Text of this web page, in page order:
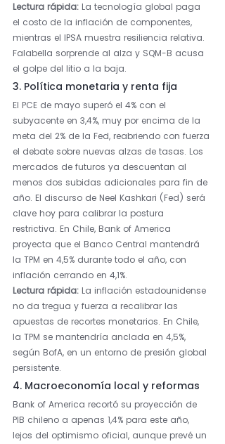
Lectura rápida: La tecnología global paga
el costo de la inflación de componentes,
mientras el IPSA muestra resiliencia relativa.
Falabella sorprende al alza y SQM-B acusa
el golpe del litio a la baja.
3. Política monetaria y renta fija
El PCE de mayo superó el 4% con el
subyacente en 3,4%, muy por encima de la
meta del 2% de la Fed, reabriendo con fuerza
el debate sobre nuevas alzas de tasas. Los
mercados de futuros ya descuentan al
menos dos subidas adicionales para fin de
año. El discurso de Neel Kashkari (Fed) será
clave hoy para calibrar la postura
restrictiva. En Chile, Bank of America
proyecta que el Banco Central mantendrá
la TPM en 4,5% durante todo el año, con
inflación cerrando en 4,1%.
Lectura rápida: La inflación estadounidense
no da tregua y fuerza a recalibrar las
apuestas de recortes monetarios. En Chile,
la TPM se mantendría anclada en 4,5%,
según BofA, en un entorno de presión global
persistente.
4. Macroeconomía local y reformas
Bank of America recortó su proyección de
PIB chileno a apenas 1,4% para este año,
lejos del optimismo oficial, aunque prevé un